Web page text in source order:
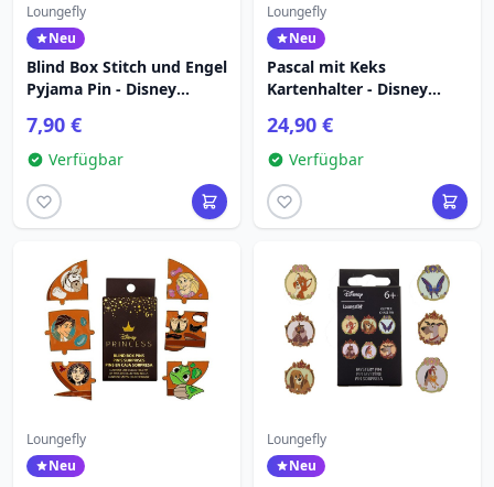
Loungefly
Neu
Blind Box Stitch und Engel
Pyjama Pin - Disney
7,90 €
Verfügbar
Loungefly
Neu
Pascal mit Keks
Kartenhalter - Disney
24,90 €
Verfügbar
Loungefly
Neu
Loungefly
Neu